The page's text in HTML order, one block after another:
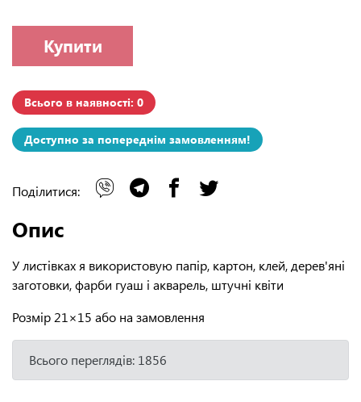
Купити
Всього в наявності: 0
Доступно за попереднім замовленням!
Поділитися:
Опис
У листівках я використовую папір, картон, клей, дерев'яні
заготовки, фарби гуаш і акварель, штучні квіти
Розмір 21×15 або на замовлення
Всього переглядів: 1856